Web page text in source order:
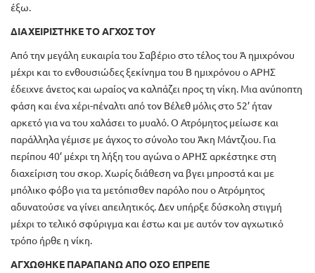
έξω.
ΔΙΑΧΕΙΡΙΣΤΗΚΕ ΤΟ ΑΓΧΟΣ ΤΟΥ
Από την μεγάλη ευκαιρία του Σαβέριο στο τέλος του Ά ημιχρόνου
μέχρι και το ενθουσιώδες ξεκίνημα του Β ημιχρόνου ο ΑΡΗΣ
έδειχνε άνετος και ωραίος να καλπάζει προς τη νίκη. Μια ανύποπτη
φάση και ένα χέρι-πέναλτι από τον Βέλεθ μόλις στο 52’ ήταν
αρκετό για να του χαλάσει το μυαλό. Ο Ατρόμητος μείωσε και
παράλληλα γέμισε με άγχος το σύνολο του Άκη Μάντζιου. Για
περίπου 40’ μέχρι τη λήξη του αγώνα ο ΑΡΗΣ αρκέστηκε στη
διαχείριση του σκορ. Χωρίς διάθεση να βγει μπροστά και με
μπόλικο φόβο για τα μετόπισθεν παρόλο που ο Ατρόμητος
αδυνατούσε να γίνει απειλητικός. Δεν υπήρξε δύσκολη στιγμή
μέχρι το τελικό σφύριγμα και έστω και με αυτόν τον αγχωτικό
τρόπο ήρθε η νίκη.
ΑΓΧΩΘΗΚΕ ΠΑΡΑΠΑΝΩ ΑΠΟ ΟΣΟ ΕΠΡΕΠΕ